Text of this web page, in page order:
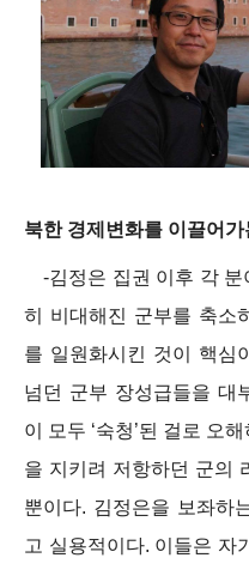
북한 경제변화를 이끌어
-김정은 집권 이후 각 분
히 비대해진 군부를 축소
를 일원화시킨 것이 핵심
넘던 군부 장성급들을 대
이 모두 ‘숙청’된 걸로 오
을 지키려 저항하던 군의
뿐이다. 김정은을 보좌하
고 실용적이다. 이들은 자